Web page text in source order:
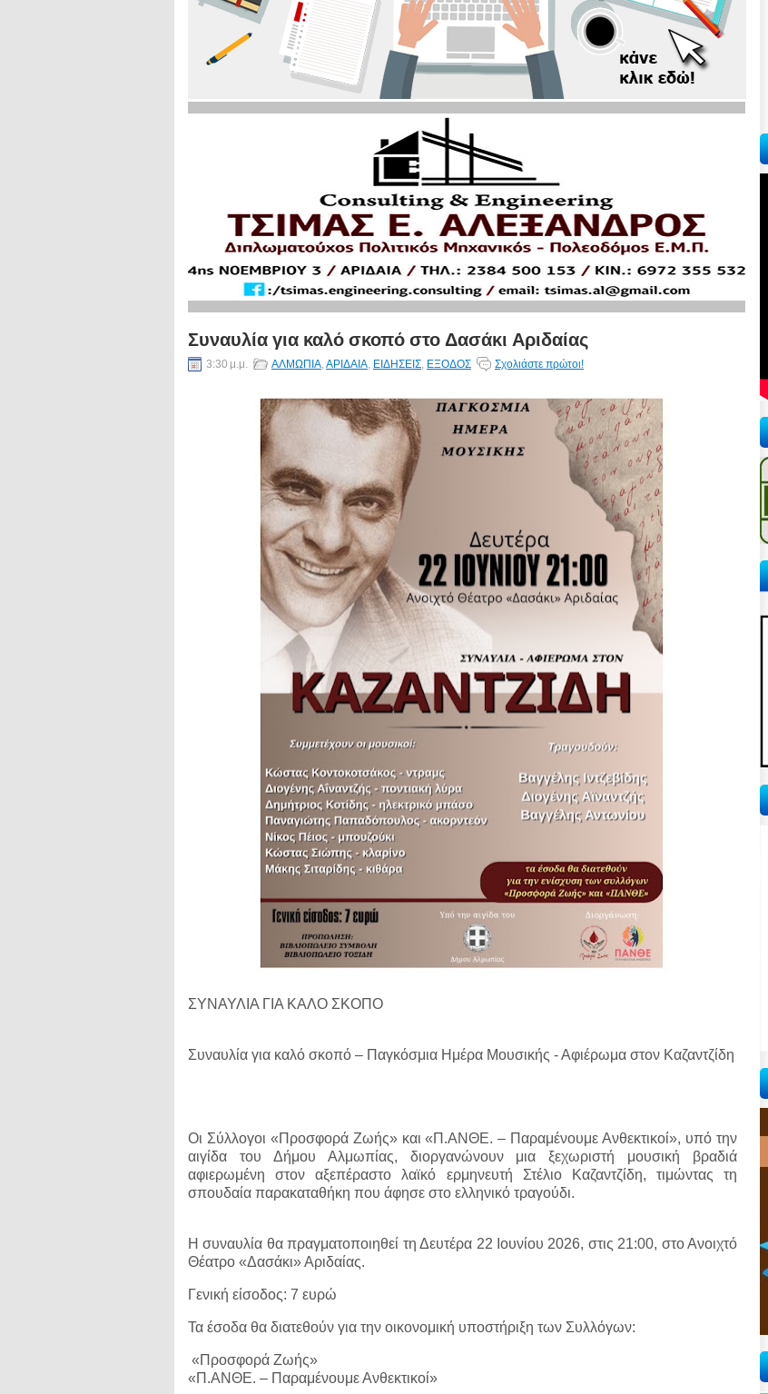
Συναυλία για καλό σκοπό στο Δασάκι Αριδαίας
3:30 μ.μ. ΑΛΜΩΠΙΑ,ΑΡΙΔΑΙΑ, ΕΙΔΗΣΕΙΣ, ΕΞΟΔΟΣ Σχολιάστε πρώτοι!
ΣΥΝΑΥΛΙΑ ΓΙΑ ΚΑΛΟ ΣΚΟΠΟ
Συναυλία για καλό σκοπό – Παγκόσμια Ημέρα Μουσικής - Αφιέρωμα στον Καζαντζίδη
Οι Σύλλογοι «Προσφορά Ζωής» και «Π.ΑΝΘΕ. – Παραμένουμε Ανθεκτικοί», υπό την
αιγίδα του Δήμου Αλμωπίας, διοργανώνουν μια ξεχωριστή μουσική βραδιά
αφιερωμένη στον αξεπέραστο λαϊκό ερμηνευτή Στέλιο Καζαντζίδη, τιμώντας τη
σπουδαία παρακαταθήκη που άφησε στο ελληνικό τραγούδι.
Η συναυλία θα πραγματοποιηθεί τη Δευτέρα 22 Ιουνίου 2026, στις 21:00, στο Ανοιχτό
Θέατρο «Δασάκι» Αριδαίας.
Γενική είσοδος: 7 ευρώ
Τα έσοδα θα διατεθούν για την οικονομική υποστήριξη των Συλλόγων:
«Προσφορά Ζωής»
«Π.ΑΝΘΕ. – Παραμένουμε Ανθεκτικοί»